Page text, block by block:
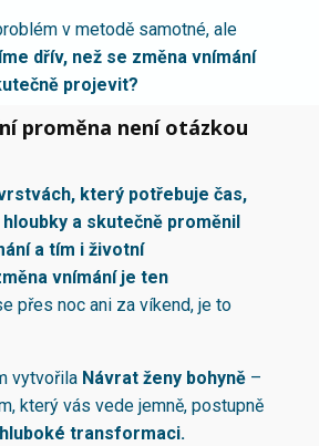
v metodě samotné, ale
dřív, než se změna vnímání
projevit?
proměna není otázkou
který potřebuje čas,
a skutečně proměnil
a tím i životní
vnímání je ten
přes noc ani za víkend, je to
vytvořila Návrat ženy bohyně –
který vás vede jemně, postupně
transformaci.